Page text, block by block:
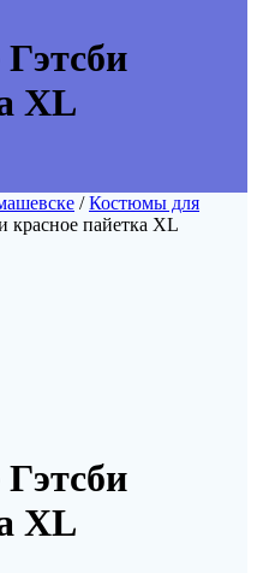
XL
/Костюмы для
красное пайетка XL
XL